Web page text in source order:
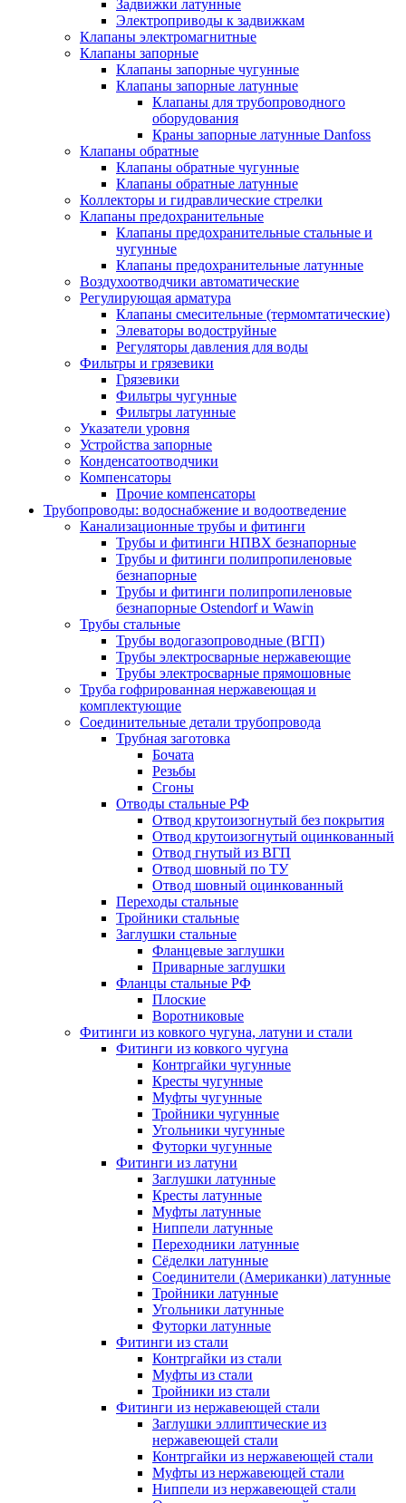
Задвижки латунные
Электроприводы к задвижкам
Клапаны электромагнитные
Клапаны запорные
Клапаны запорные чугунные
Клапаны запорные латунные
Клапаны для трубопроводного
оборудования
Краны запорные латунные Danfoss
Клапаны обратные
Клапаны обратные чугунные
Клапаны обратные латунные
Коллекторы и гидравлические стрелки
Клапаны предохранительные
Клапаны предохранительные стальные и
чугунные
Клапаны предохранительные латунные
Воздухоотводчики автоматические
Регулирующая арматура
Клапаны смесительные (термомтатические)
Элеваторы водоструйные
Регуляторы давления для воды
Фильтры и грязевики
Грязевики
Фильтры чугунные
Фильтры латунные
Указатели уровня
Устройства запорные
Конденсатоотводчики
Компенсаторы
Прочие компенсаторы
Трубопроводы: водоснабжение и водоотведение
Канализационные трубы и фитинги
Трубы и фитинги НПВХ безнапорные
Трубы и фитинги полипропиленовые
безнапорные
Трубы и фитинги полипропиленовые
безнапорные Ostendorf и Wawin
Трубы стальные
Трубы водогазопроводные (ВГП)
Трубы электросварные нержавеющие
Трубы электросварные прямошовные
Труба гофрированная нержавеющая и
комплектующие
Соединительные детали трубопровода
Трубная заготовка
Бочата
Резьбы
Сгоны
Отводы стальные РФ
Отвод крутоизогнутый без покрытия
Отвод крутоизогнутый оцинкованный
Отвод гнутый из ВГП
Отвод шовный по ТУ
Отвод шовный оцинкованный
Переходы стальные
Тройники стальные
Заглушки стальные
Фланцевые заглушки
Приварные заглушки
Фланцы стальные РФ
Плоские
Воротниковые
Фитинги из ковкого чугуна, латуни и стали
Фитинги из ковкого чугуна
Контргайки чугунные
Кресты чугунные
Муфты чугунные
Тройники чугунные
Угольники чугунные
Футорки чугунные
Фитинги из латуни
Заглушки латунные
Кресты латунные
Муфты латунные
Ниппели латунные
Переходники латунные
Сёделки латунные
Соединители (Американки) латунные
Тройники латунные
Угольники латунные
Футорки латунные
Фитинги из стали
Контргайки из стали
Муфты из стали
Тройники из стали
Фитинги из нержавеющей стали
Заглушки эллиптические из
нержавеющей стали
Контргайки из нержавеющей стали
Муфты из нержавеющей стали
Ниппели из нержавеющей стали